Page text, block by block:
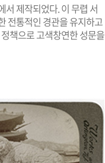
서 제작되었다. 이 무렵 서
전통적인 경관을 유지하고
책으로 고색창연한 성문을